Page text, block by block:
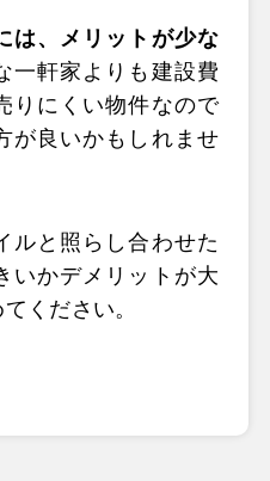
は、メリットが少な
一軒家よりも建設費
りにくい物件なので
が良いかもしれませ
ルと照らし合わせた
いかデメリットが大
ください。